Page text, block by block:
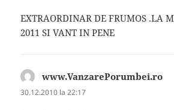
EXTRAORDINAR DE FRUMOS .LA
2011 SI VANT IN PENE
www.VanzarePorumbei.ro
30.12.2010 la 22:17